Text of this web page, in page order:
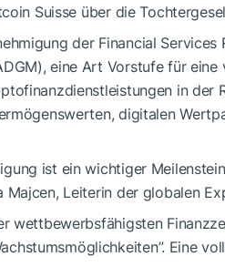
Suisse über die
der Financial
eine Art Vorstufe für
in der
digitalen
ist ein wichtiger
Majcen, Leiterin der globalen
wettbewerbsfähigsten
Eine